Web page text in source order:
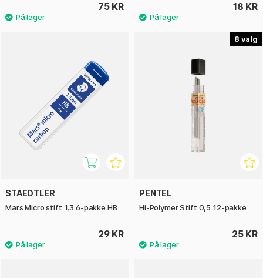
75 KR 18 KR
STAEDTLER
Mars Micro stift 1,3 6-pakke HB
29 KR
8
PENTEL
Hi-Polymer Stift 0,5 12-pakke
25 KR